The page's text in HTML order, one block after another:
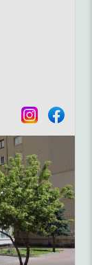
InstagramFacebook